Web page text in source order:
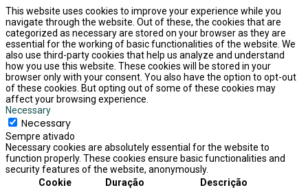
This website uses cookies to improve your experience while you
navigate through the website. Out of these, the cookies that are
categorized as necessary are stored on your browser as they are
essential for the working of basic functionalities of the website. We
also use third-party cookies that help us analyze and understand
how you use this website. These cookies will be stored in your
browser only with your consent. You also have the option to opt-out
of these cookies. But opting out of some of these cookies may
affect your browsing experience.
Necessary
Necessary
Sempre ativado
Necessary cookies are absolutely essential for the website to
function properly. These cookies ensure basic functionalities and
security features of the website, anonymously.
Cookie
Duração Descrição